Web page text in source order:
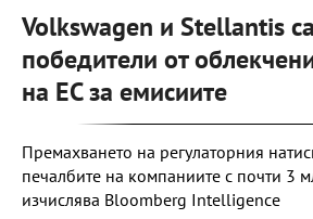
Volkswagen и Stellantis
победители от
на ЕС за емисиите
Премахването на регулаторния
печалбите на компаниите с почти 3
изчислява Bloomberg Intelligence